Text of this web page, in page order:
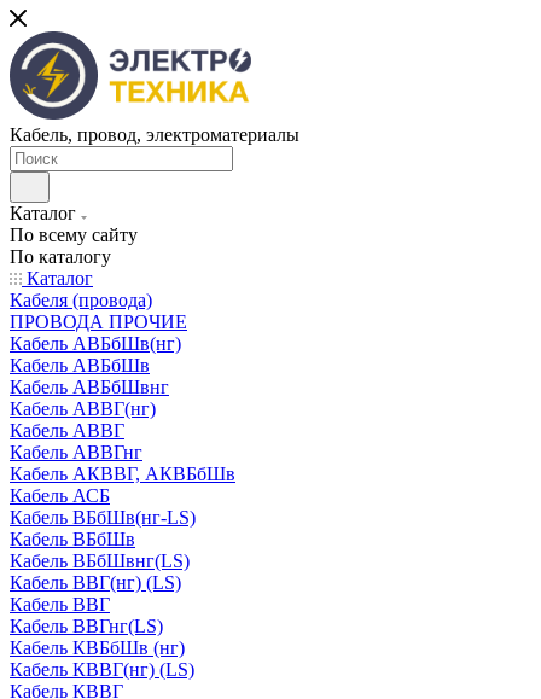
Кабель, провод, электроматериалы
Каталог
По всему сайту
По каталогу
Каталог
Кабеля (провода)
ПРОВОДА ПРОЧИЕ
Кабель АВБбШв(нг)
Кабель АВБбШв
Кабель АВБбШвнг
Кабель АВВГ(нг)
Кабель АВВГ
Кабель АВВГнг
Кабель АКВВГ, АКВБбШв
Кабель АСБ
Кабель ВБбШв(нг-LS)
Кабель ВБбШв
Кабель ВБбШвнг(LS)
Кабель ВВГ(нг) (LS)
Кабель ВВГ
Кабель ВВГнг(LS)
Кабель КВБбШв (нг)
Кабель КВВГ(нг) (LS)
Кабель КВВГ